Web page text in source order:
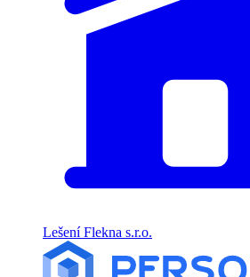
Lešení Flekna s.r.o.